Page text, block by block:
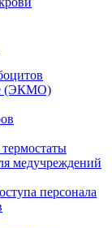
(ЭКМО)
медучреждений
персонала